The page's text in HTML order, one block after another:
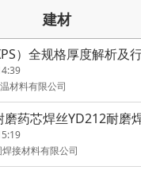
建材
）全规格厚度解析及
材料有限公司
磨药芯焊丝YD212耐磨
接材料有限公司